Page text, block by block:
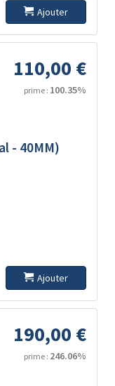
Ajouter
110,00 €
prime : 100.35%
- 40MM)
Ajouter
190,00 €
prime : 246.06%